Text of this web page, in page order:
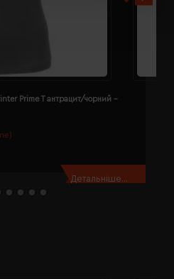
Prime T антрацит/чорний -
Детальніше...